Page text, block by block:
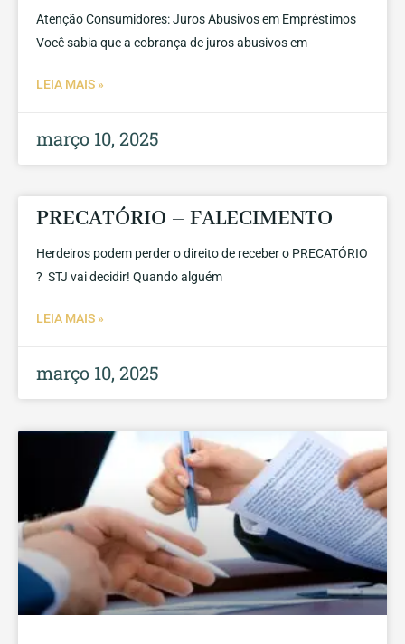
Atenção Consumidores: Juros Abusivos em Empréstimos
Você sabia que a cobrança de juros abusivos em
LEIA MAIS »
março 10, 2025
PRECATÓRIO – FALECIMENTO
Herdeiros podem perder o direito de receber o PRECATÓRIO
? STJ vai decidir! Quando alguém
LEIA MAIS »
março 10, 2025